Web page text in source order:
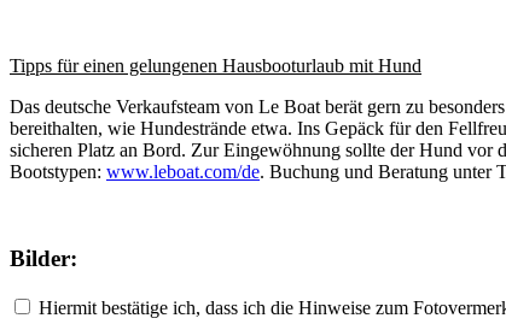
Tipps für einen gelungenen Hausbooturlaub mit Hund
Das deutsche Verkaufsteam von Le Boat berät gern zu
bereithalten, wie Hundestrände etwa. Ins Gepäck für den
sicheren Platz an Bord. Zur Eingewöhnung sollte der Hund vor
Bootstypen: www.leboat.com/de. Buchung und Beratung unter
Bilder:
Hiermit bestätige ich, dass ich die Hinweise zum